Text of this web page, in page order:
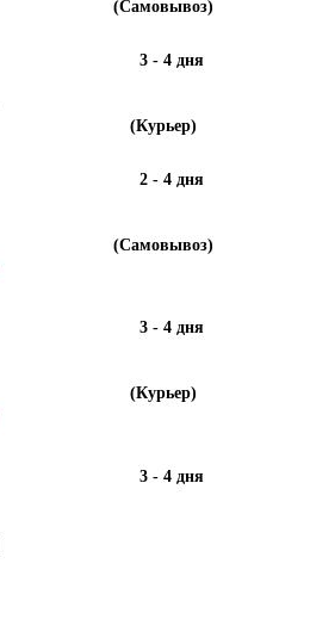
(Самовывоз)
3 - 4 дня
(Курьер)
2 - 4 дня
(Самовывоз)
3 - 4 дня
(Курьер)
3 - 4 дня